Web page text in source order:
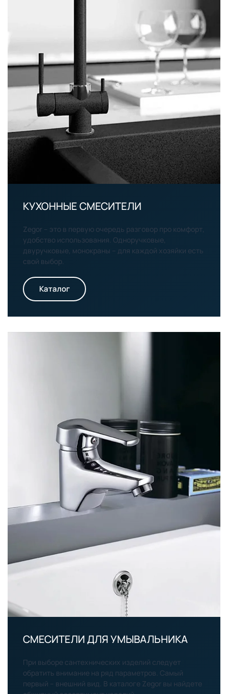
КУХОННЫЕ СМЕСИТЕЛИ
Zegor – это в первую очередь разговор про комфорт,
удобство использования. Одноручковые,
двуручковые, монокраны – для каждой хозяйки есть
свой выбор.
Каталог
СМЕСИТЕЛИ ДЛЯ УМЫВАЛЬНИКА
При выборе сантехнических изделий следует
обратить внимание на ряд параметров. Самый
первый – внешний вид. В каталоге Zegor вы найдете